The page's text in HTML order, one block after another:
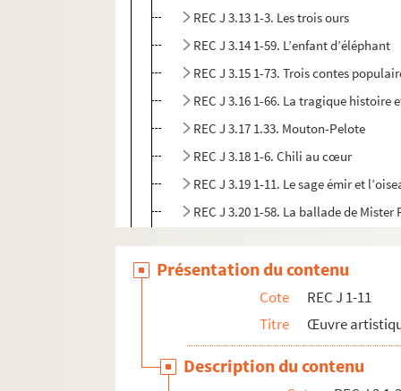
REC J 3.13 1-3. Les trois ours
REC J 3.14 1-59. L’enfant d’éléphant
REC J 3.15 1-73. Trois contes
REC J 3.16 1-66. La tragique
REC J 3.17 1.33. Mouton-Pelote
REC J 3.18 1-6. Chili au cœur
REC J 3.19 1-11. Le sage émir et
REC J 3.20 1-58. La ballade de Mister
REC J 3.22 1-12. Punch et le serpent
REC J 3.23 1-9. Les contes de ma
REC J 3.24 1-7. Le Genévrier
REC J 3.25 1-14. Les tréteaux de
REC J 3.26 1-43. Le grand-père fou
Présentation du contenu
Cote
REC J 1-11
Titre
Œuvre
Description du contenu